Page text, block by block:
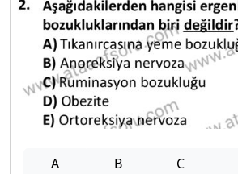
A B C